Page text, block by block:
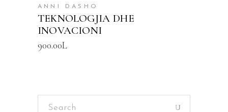
ANNI DASHO
TEKNOLOGJIA DHE
INOVACIONI
900.00L
Search